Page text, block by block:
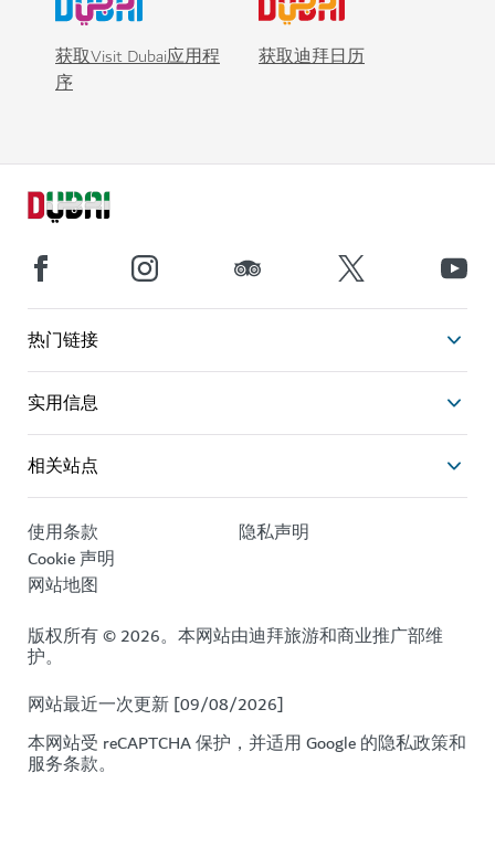
获取Visit Dubai应用程
序
获取迪拜日历
热门链接
实用信息
相关站点
使用条款
隐私声明
Cookie 声明
网站地图
版权所有 © 2026。本网站由迪拜旅游和商业推广部维
护。
网站最近一次更新 [09/08/2026]
本网站受 reCAPTCHA 保护，并适用 Google 的隐私政策和
服务条款。